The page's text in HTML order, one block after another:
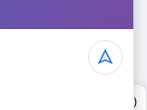
巷酒店(新都三河地铁站店)